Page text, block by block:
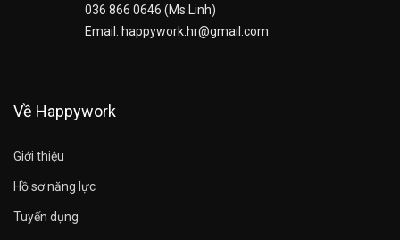
036 866 0646 (Ms.Linh)
Email: happywork.hr@gmail.com
Về Happywork
Giới thiệu
Hồ sơ năng lực
Tuyển dụng